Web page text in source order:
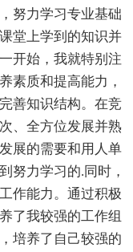
努力学习专业基础
堂上学到的知识并
开始，我就特别注
素质和提高能力，
善知识结构。在竞
、全方位发展并熟
展的需要和用人单
努力学习的.同时，
作能力。通过积极
了我较强的工作组
培养了自己较强的